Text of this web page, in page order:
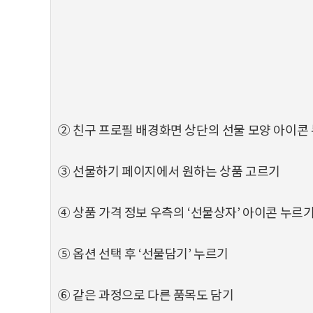
② 친구 프로필 배경화면 상단의 선물 모양 아이콘
③ 선물하기 페이지에서 원하는 상품 고르기
④ 상품 가격 정보 우측의 ‘선물상자’ 아이콘 누르기
⑤ 옵션 선택 후 ‘선물담기’ 누르기
⑥ 같은 과정으로 다른 품목도 담기